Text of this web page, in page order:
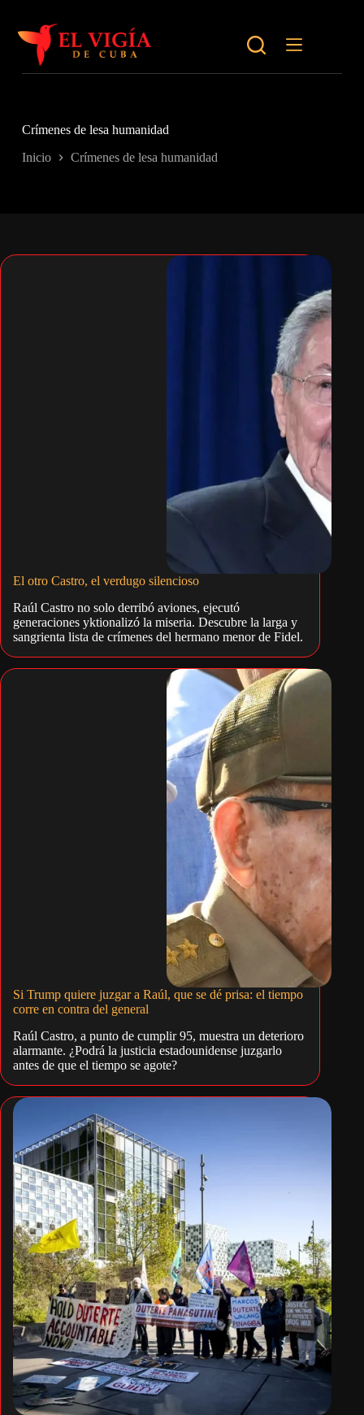
contenido
Crímenes de lesa humanidad
Inicio Crímenes de lesa humanidad
El otro Castro, el verdugo silencioso
Raúl Castro no solo derribó aviones, ejecutó
generaciones yktionalizó la miseria. Descubre la larga y
sangrienta lista de crímenes del hermano menor de Fidel.
Si Trump quiere juzgar a Raúl, que se dé prisa: el tiempo
corre en contra del general
Raúl Castro, a punto de cumplir 95, muestra un deterioro
alarmante. ¿Podrá la justicia estadounidense juzgarlo
antes de que el tiempo se agote?